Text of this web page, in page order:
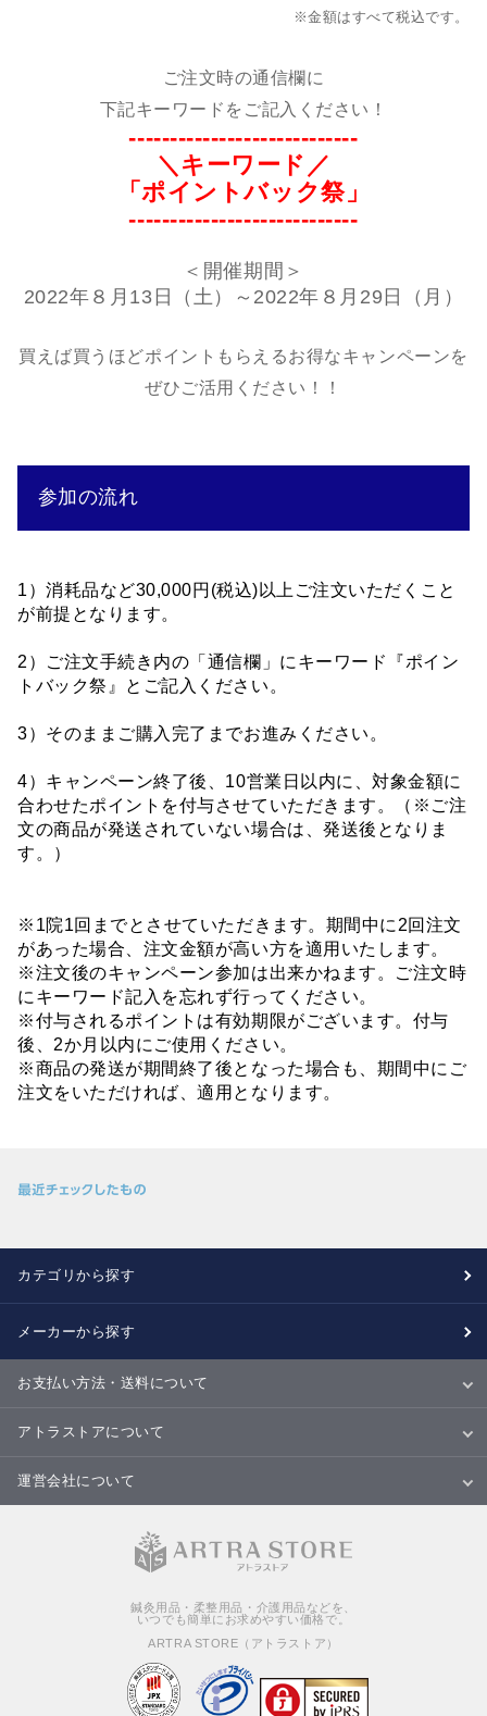
※金額はすべて税込です。
ご注文時の通信欄に
下記キーワードをご記入ください！
----------------------------
＼キーワード／
「ポイントバック祭」
----------------------------
＜開催期間＞
2022年８月13日（土）～2022年８月29日（月）
買えば買うほどポイントもらえるお得なキャンペーンを
ぜひご活用ください！！
参加の流れ
1）消耗品など30,000円(税込)以上ご注文いただくこと
が前提となります。
2）ご注文手続き内の「通信欄」にキーワード『ポイン
トバック祭 』とご記入ください。
3）そのままご購入完了までお進みください。
4）キャンペーン終了後、10営業日以内に、対象金額に
合わせたポイントを付与させていただきます。（※ご注
文の商品が発送されていない場合は、発送後となりま
す。）
※1院1回までとさせていただきます。期間中に2回注文
があった場合、注文金額が高い方を適用いたします。
※注文後のキャンペーン参加は出来かねます。ご注文時
にキーワード記入を忘れず行ってください。
※付与されるポイントは有効期限がございます。付与
後、2か月以内にご使用ください。
※商品の発送が期間終了後となった場合も、期間中にご
注文をいただければ、適用となります。
カテゴリから探す
メーカーから探す
お支払い方法・送料について
お支払い方法
送料について
配送・納期
キャンセル・返品・交換について
アトラストアについて
当サイトについて
ご利用規約
ご利用ガイド
Ｑ＆Ａ
商品のご提案について
運営会社について
特定商取引法に基づく表記
個人情報の取扱いについて
鍼灸用品・柔整用品・介護用品などを、
いつでも簡単にお求めやすい価格で。
ARTRA STORE（アトラストア）